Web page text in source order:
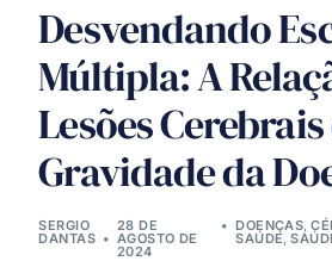
Desvendando
Múltipla: A
Lesões Cerebrais
Gravidade da
SERGIO
DANTAS
28 DE
AGOSTO DE
2024
DOENÇAS,
SAÚDE,
INTERVENÇÕES